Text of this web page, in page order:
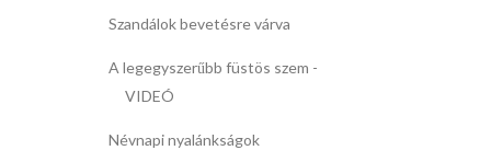
Szandálok bevetésre várva
A legegyszerűbb füstös szem -
VIDEÓ
Névnapi nyalánkságok